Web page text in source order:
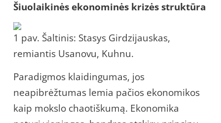
Šiuolaikinės ekonominės krizės struktūra
1 pav. Šaltinis: Stasys Girdzijauskas,
remiantis Usanovu, Kuhnu.
Paradigmos klaidingumas, jos
neapibrėžtumas lemia pačios ekonomikos
kaip mokslo chaotiškumą. Ekonomika